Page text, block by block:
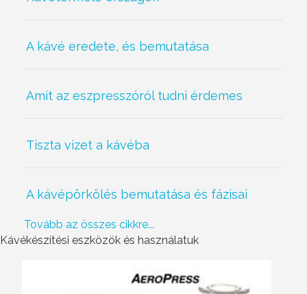
A kávé eredete, és bemutatása
Amit az eszpresszóról tudni érdemes
Tiszta vizet a kávéba
A kávépörkölés bemutatása és fázisai
Tovább az összes cikkre...
Kávékészítési eszközök és használatuk